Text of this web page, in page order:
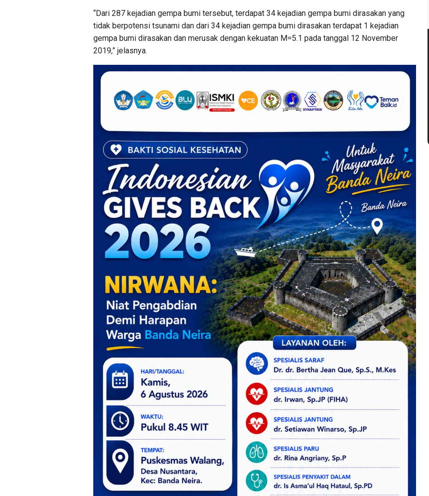
“Dari 287 kejadian gempa bumi tersebut, terdapat 34 kejadian gempa bumi dirasakan yang
tidak berpotensi tsunami dan dari 34 kejadian gempa bumi dirasakan terdapat 1 kejadian
gempa bumi dirasakan dan merusak dengan kekuatan M=5.1 pada tanggal 12 November
2019,” jelasnya.